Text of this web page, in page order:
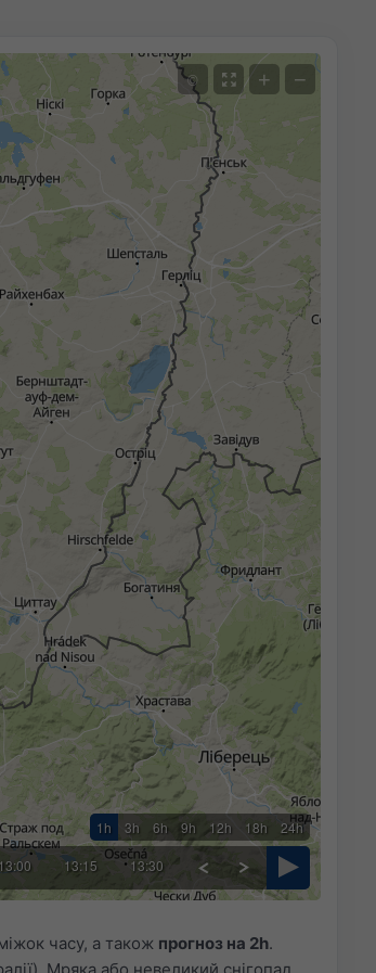
1h 3h 6h 9h 12h 18h 24h
13:00 13:15 13:30
© + −
часу, а також прогноз на 2h.
Мряка або невеликий снігопад